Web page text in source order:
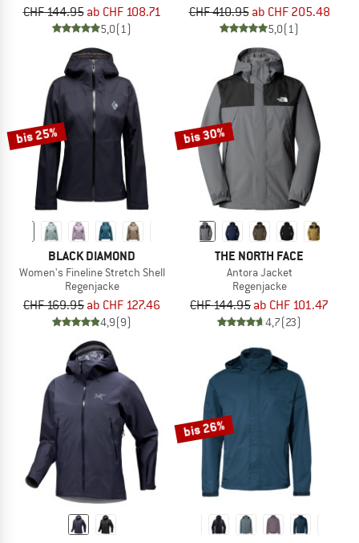
CHF 144.95 ab CHF 108.71
5,0(1)
CHF 410.95 ab CHF 205.48
5,0(1)
bis 25%
BLACK DIAMOND
Women's Fineline Stretch Shell
Regenjacke
CHF 169.95 ab CHF 127.46
4,9(9)
bis 30%
THE NORTH FACE
Antora Jacket
Regenjacke
CHF 144.95 ab CHF 101.47
4,7(23)
bis 26%